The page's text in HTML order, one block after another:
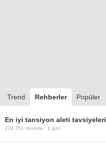
Trend Rehberler Popüler
En iyi tansiyon aleti tavsiyeleri
228.751 okunma · 2 gün